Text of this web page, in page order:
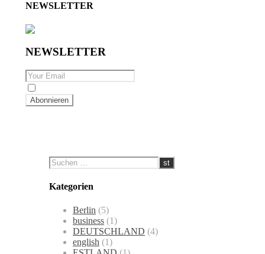
NEWSLETTER
NEWSLETTER
Kategorien
Berlin (5)
business (1)
DEUTSCHLAND (4)
english (1)